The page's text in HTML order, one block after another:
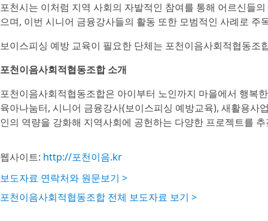
포천시는 이처럼 지역 사회의 자발적인 참여를 통해 어르신들
으며, 이번 시니어 금융강사들의 활동 또한 모범적인 사례로 주
보이스피싱 예방 교육이 필요한 단체는 포천이음사회적협동
포천이음사회적협동조합 소개
포천이음사회적협동조합은 아이부터 노인까지 마을에서 행복
육아나눔터, 시니어 금융강사(보이스피싱 예방교육), 새활용사
인의 역량을 강화해 지역사회에 공헌하는 다양한 프로젝트를
웹사이트: http://포천이음.kr
보도자료 연락처와 원문보기 >
포천이음사회적협동조합 전체 보도자료 보기 >